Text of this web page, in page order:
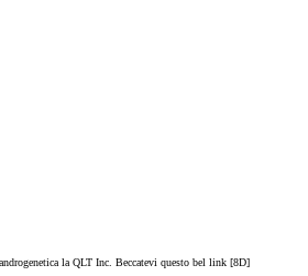
la QLT Inc. Beccatevi questo bel link [8D]